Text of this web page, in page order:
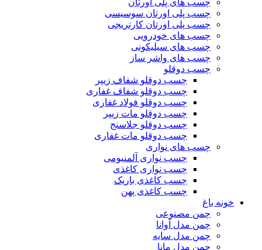
چسب های پلی اورتان
چسب پلی اورتان سوسیسی
چسب پلی اورتان کارتریجی
چسب های خودرویی
چسب های سیلیکونی
چسب های واشر ساز
چسب دوقلو
چسب دوقلو شفاف زیپر
چسب دوقلو شفاف غفاری
چسب دوقلو فولاد غفاری
چسب دوقلو مات زیپر
چسب دوقلو جلاسنج
چسب دوقلو مات غفاری
چسب های نواری
چسب نواری آلمنیومی
چسب نواری کاغذی
چسب کاغذی باریک
چسب کاغذی پهن
خونه باغ
چمن مصنوعی
چمن مدل آوانا
چمن مدل سایه
چمن مدل مانا